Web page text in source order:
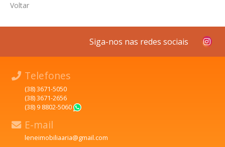
Voltar
Siga-nos nas redes sociais
Telefones
(38) 3671-5050
(38) 3671-2656
(38) 9 8802-5060
E-mail
leneimobiliaaria@gmail.com